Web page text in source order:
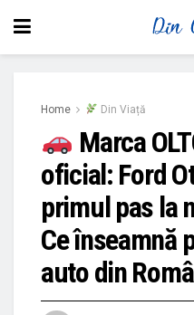
Home Din Viață
Marca
oficial: Ford
primul pas la
Ce înseamnă
auto din